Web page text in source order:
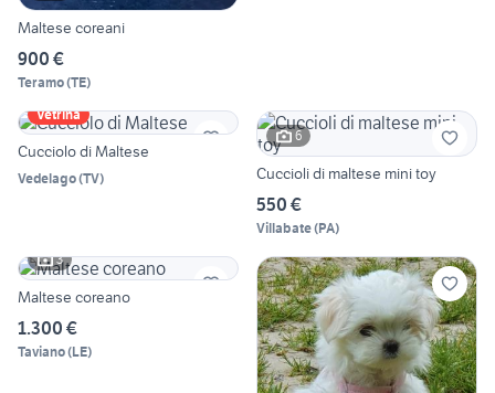
Maltese coreani
900 €
Teramo(TE)
Vetrina
Cucciolo di Maltese
Vedelago(TV)
6
Cuccioli di maltese mini toy
550 €
Villabate(PA)
3
Maltese coreano
1.300 €
Taviano(LE)